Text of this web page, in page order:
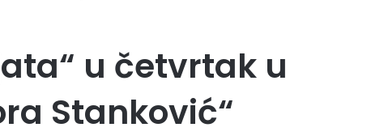
u četvrtak u
Stanković“